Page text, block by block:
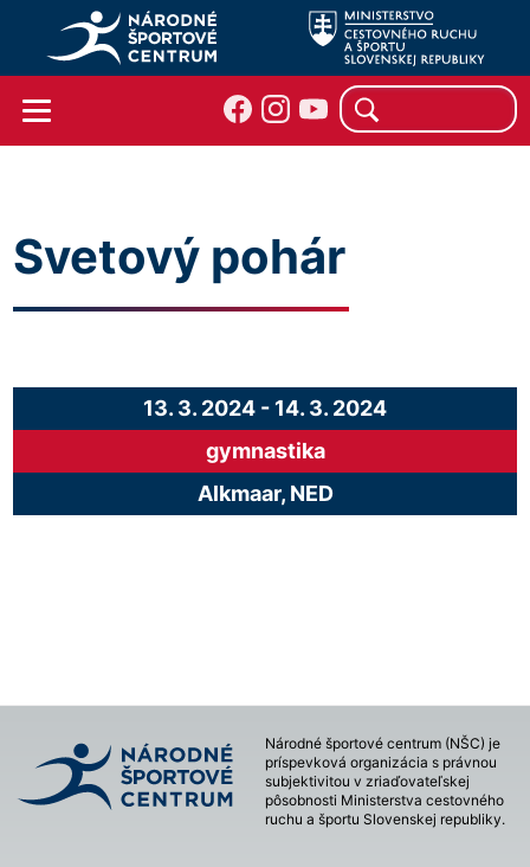
Svetový pohár
13. 3. 2024 - 14. 3. 2024
gymnastika
Alkmaar, NED
Národné športové centrum (NŠC) je
príspevková organizácia s právnou
subjektivitou v zriaďovateľskej
pôsobnosti Ministerstva cestovného
ruchu a športu Slovenskej republiky.